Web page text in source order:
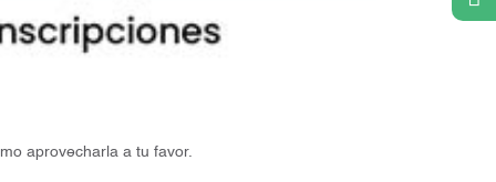
aprovecharla a tu favor.